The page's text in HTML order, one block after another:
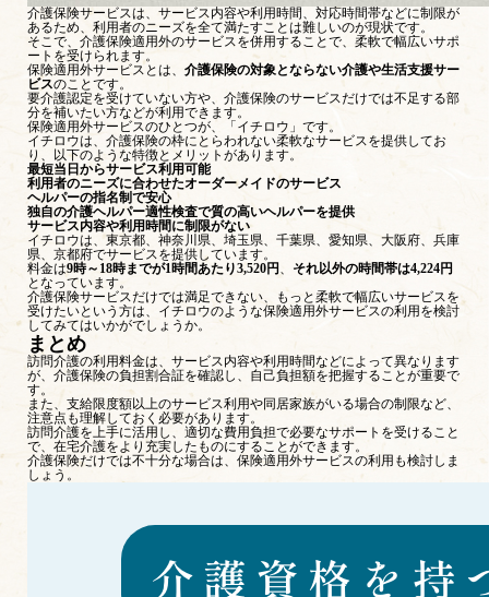
介護保険サービスは、サービス内容や利用時間、対応時間帯などに制限が
あるため、利用者のニーズを全て満たすことは難しいのが現状です。
そこで、介護保険適用外のサービスを併用することで、柔軟で幅広いサポ
ートを受けられます。
保険適用外サービスとは、 介護保険の対象とならない介護や生活支援サー
ビスのことです。
要介護認定を受けていない方や、介護保険のサービスだけでは不足する部
分を補いたい方などが利用できます。
保険適用外サービスのひとつが、「 イチロウ 」です。
イチロウは、介護保険の枠にとらわれない柔軟なサービスを提供してお
り、以下のような特徴とメリットがあります。
最短当日からサービス利用可能
利用者のニーズに合わせたオーダーメイドのサービス
ヘルパーの指名制で安心
独自の介護ヘルパー適性検査で質の高いヘルパーを提供
サービス内容や利用時間に制限がない
イチロウは、東京都、神奈川県、埼玉県、千葉県、愛知県、大阪府、兵庫
県、京都府でサービスを提供しています。
料金は9時～18時までが1時間あたり3,520円 、 それ以外の時間帯は4,224円
となっています。
介護保険サービスだけでは満足できない、もっと柔軟で幅広いサービスを
受けたいという方は、イチロウのような保険適用外サービスの利用を検討
してみてはいかがでしょうか。
まとめ
訪問介護の利用料金は、サービス内容や利用時間などによって異なります
が、介護保険の負担割合証を確認し、自己負担額を把握することが重要で
す。
また、支給限度額以上のサービス利用や同居家族がいる場合の制限など、
注意点も理解しておく必要があります。
訪問介護を上手に活用し、適切な費用負担で必要なサポートを受けること
で、在宅介護をより充実したものにすることができます。
介護保険だけでは不十分な場合は、保険適用外サービスの利用も検討しま
しょう。